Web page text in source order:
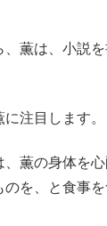
薫は、小説
注目します。
薫の身体を
のを、と食事